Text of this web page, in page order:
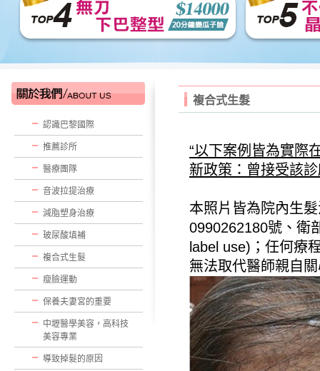
認識巴黎國際
推薦診所
醫療團隊
音波拉提治療
減脂塑身治療
玻尿酸填補
複合式生髮
瘦臉運動
保養夫妻宮的重要
中壢醫學美容，高科技
美容專業
導致掉髮的原因
複合式生髮
“以下案例皆為實際
新政策：曾接受該
本照片皆為院內生髮
0990262180號、衛
label use)；任何療
無法取代醫師親自